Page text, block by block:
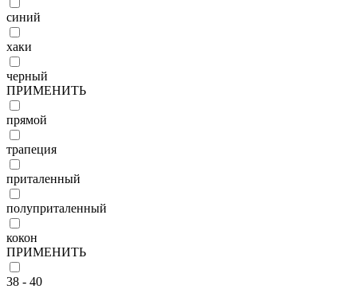
синий
хаки
черный
ПРИМЕНИТЬ
прямой
трапеция
приталенный
полуприталенный
кокон
ПРИМЕНИТЬ
38 - 40